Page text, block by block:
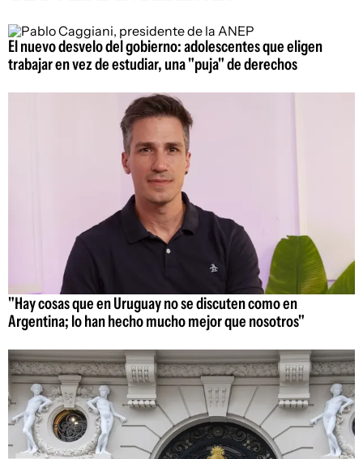
El nuevo desvelo del gobierno: adolescentes que eligen
trabajar en vez de estudiar, una "puja" de derechos
"Hay cosas que en Uruguay no se discuten como en
Argentina; lo han hecho mucho mejor que nosotros"